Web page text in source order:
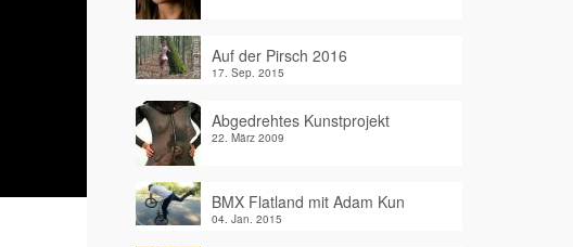
Auf der Pirsch 2016
17. Sep. 2015
Abgedrehtes Kunstprojekt
22. März 2009
BMX Flatland mit Adam Kun
04. Jan. 2015